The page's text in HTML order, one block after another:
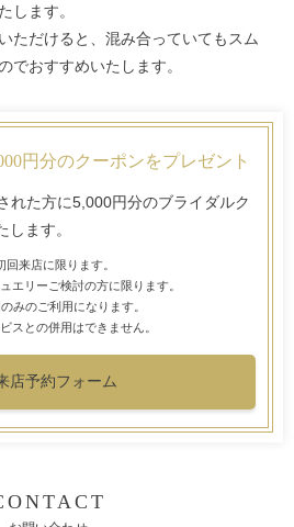
します。
ただけると、混み合っていてもスム
でおすすめいたします。
円分のクーポンをプレゼント
れた方に5,000円分のブライダルク
ます。
来店に限ります。
エリーご検討の方に限ります。
みのご利用になります。
スとの併用はできません。
店予約フォーム